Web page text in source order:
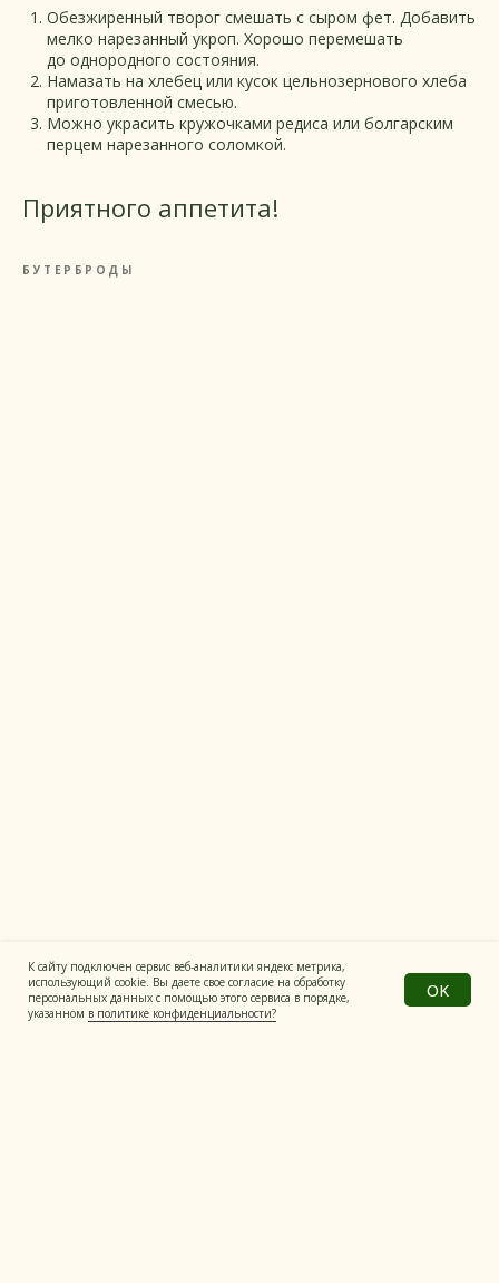
Обезжиренный творог смешать с сыром фет. Добавить
мелко нарезанный укроп. Хорошо перемешать
до однородного состояния.
Намазать на хлебец или кусок цельнозернового хлеба
приготовленной смесью.
Можно украсить кружочками редиса или болгарским
перцем нарезанного соломкой.
Приятного аппетита!
БУТЕРБРОДЫ
К сайту подключен сервис веб-аналитики яндекс метрика,
использующий cookie. Вы даете свое согласие на обработку
персональных данных с помощью этого сервиса в порядке,
указанном в политике конфиденциальности?
OK